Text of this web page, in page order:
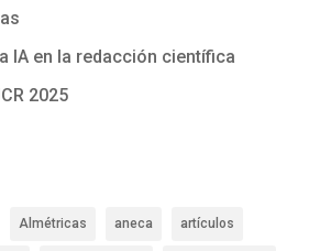
IA en la redacción científica
2025
Almétricas aneca artículos